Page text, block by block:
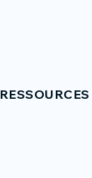
RESSOURCES